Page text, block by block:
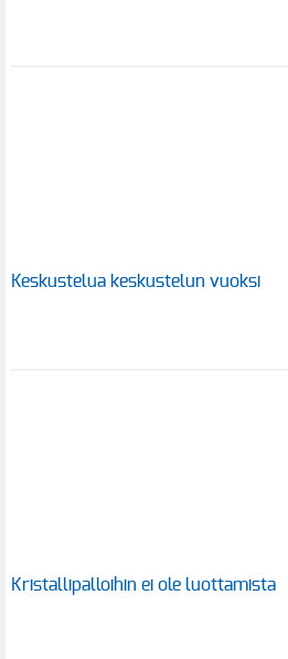
Keskustelua keskustelun vuoksi
Kristallipalloihin ei ole luottamista